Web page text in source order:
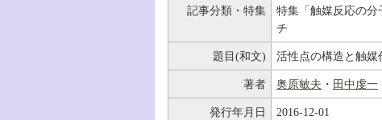
記事分類・特集
特集「触媒反応の
チ
題目(和文) 活性点の構造と触媒
著者 奥原敏夫 ・ 田中虔一
発行年月日 2016-12-01